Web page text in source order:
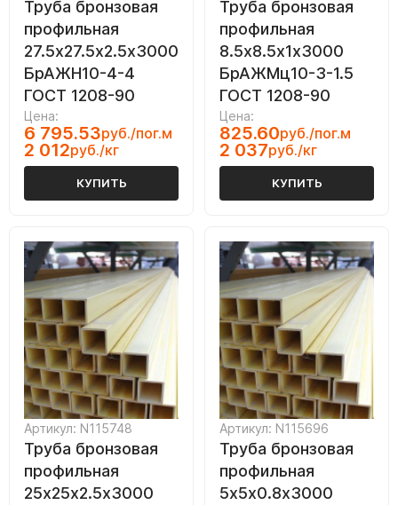
Труба бронзовая
профильная
27.5х27.5х2.5х3000
БрАЖН10-4-4
ГОСТ 1208-90
Цена:
6 795.53руб./пог.м
2 012руб./кг
КУПИТЬ
Труба бронзовая
профильная
8.5х8.5х1х3000
БрАЖМц10-3-1.5
ГОСТ 1208-90
Цена:
825.60руб./пог.м
2 037руб./кг
КУПИТЬ
Артикул: N115748
Труба бронзовая
профильная
25х25х2.5х3000
Артикул: N115696
Труба бронзовая
профильная
5х5х0.8х3000